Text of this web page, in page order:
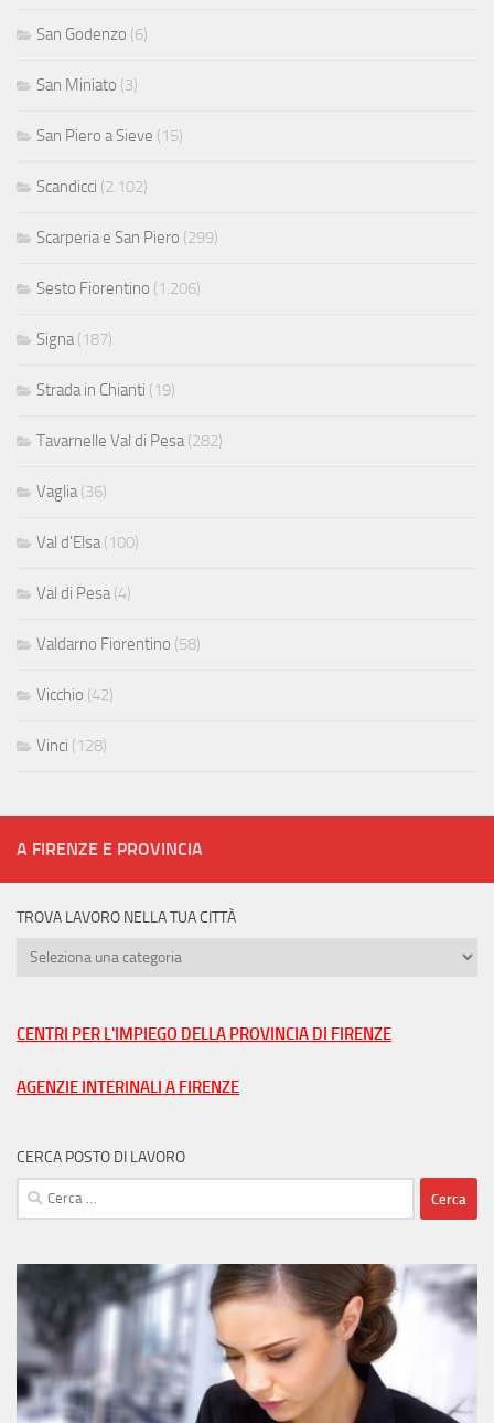
San Godenzo (6)
San Miniato (3)
San Piero a Sieve (15)
Scandicci (2.102)
Scarperia e San Piero (299)
Sesto Fiorentino (1.206)
Signa(187)
Strada in Chianti (19)
Tavarnelle Val di Pesa(282)
Vaglia(36)
Val d'Elsa(100)
Val di Pesa(4)
Valdarno Fiorentino (58)
Vicchio (42)
Vinci (128)
A FIRENZE E PROVINCIA
TROVA LAVORO NELLA TUA CITTÀ
Trova
tua
CENTRI PER L'IMPIEGO DELLA PROVINCIA DI FIRENZE
AGENZIE INTERINALI A FIRENZE
CERCA POSTO DI LAVORO
Ricerca
per: